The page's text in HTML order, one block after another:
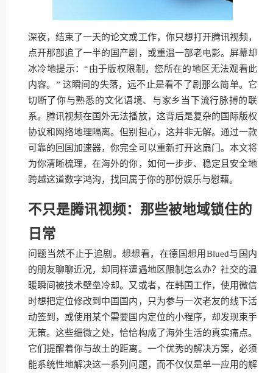
深夜，结束了一天的论文或工作，你只想打开腾讯视频，
点开那部追了一半的国产剧，或重温一部老电影。屏幕却
冰冷地提示：“由于版权限制，您所在的地区无法观看此
内容。” 这瞬间的失落，远不止是看不了剧那么简单。它
切断了你与熟悉的文化语境、与家乡当下流行脉搏的联
系。腾讯视频在国外无法播放，这背后是复杂的国际版权
协议和网络地理隔离。但别担心，这并非无解。通过一款
可靠的回国加速器，你完全可以重新打开这扇门。本文将
为你清晰梳理，在海外的你，如何一步步、稳定且安全地
跨越这道数字鸿沟，找回属于你的那份娱乐与慰藉。
不只是腾讯视频：那些被地域锁住的
日常
问题当然不止于追剧。想想看，在德国想用Blued与国内
的朋友聊聊近况，却同样遭遇地区限制怎么办？社交的温
暖瞬间被技术壁垒冷却。又或者，在韩国工作，使用微信
时想把定位修改到中国国内，只为参与一次老友的线下活
动签到，或使用某个需要国内定位的小程序，却发现束手
无策。这些细微之处，恰恰构成了海外生活的真实痛点。
它们提醒着你与故土的距离。一个优秀的解决方案，必须
能系统性地解决这一系列问题，而不仅仅是单一应用的解